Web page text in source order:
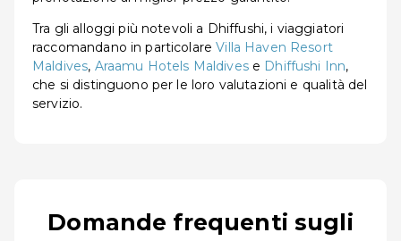
Tra gli alloggi più notevoli a Dhiffushi, i viaggiatori
raccomandano in particolareVilla Haven Resort
Maldives, Araamu Hotels Maldivese Dhiffushi Inn,
che si distinguono per le loro valutazioni e qualità del
servizio.
Domande frequenti sugli